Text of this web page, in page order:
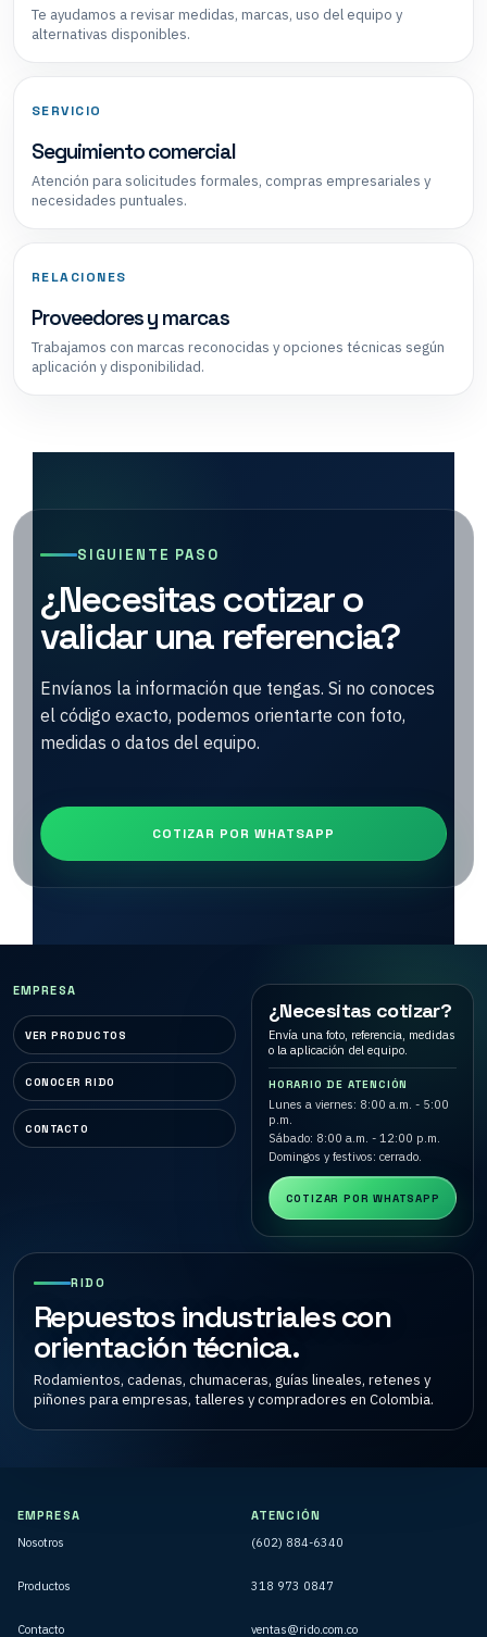
Te ayudamos a revisar medidas, marcas, uso del equipo y
alternativas disponibles.
SERVICIO
Seguimiento comercial
Atención para solicitudes formales, compras empresariales y
necesidades puntuales.
RELACIONES
Proveedores y marcas
Trabajamos con marcas reconocidas y opciones técnicas según
aplicación y disponibilidad.
SIGUIENTE PASO
¿Necesitas cotizar o
validar una referencia?
Envíanos la información que tengas. Si no conoces
el código exacto, podemos orientarte con foto,
medidas o datos del equipo.
COTIZAR POR WHATSAPP
RIDO
Repuestos industriales con
orientación técnica.
Rodamientos, cadenas, chumaceras, guías lineales, retenes y
piñones para empresas, talleres y compradores en Colombia.
EMPRESA
VER PRODUCTOS
CONOCER RIDO
CONTACTO
¿Necesitas cotizar?
Envía una foto, referencia, medidas
o la aplicación del equipo.
HORARIO DE ATENCIÓN
Lunes a viernes: 8:00 a.m. - 5:00
p.m.
Sábado: 8:00 a.m. - 12:00 p.m.
Domingos y festivos: cerrado.
COTIZAR POR WHATSAPP
EMPRESA
Nosotros
Productos
Contacto
ATENCIÓN
(602) 884-6340
318 973 0847
ventas@rido.com.co